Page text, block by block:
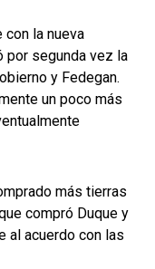
con la nueva
por segunda vez la
y Fedegan.
un poco más
más tierras
compró Duque y
al acuerdo con las